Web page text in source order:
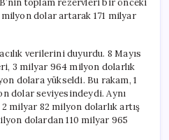
Kaydedildi
dolar artarak 171 milyar
verilerini duyurdu. 8 Mayıs
3 milyar 964 milyon dolarlık
dolara yükseldi. Bu rakam, 1
dolar seviyesindeydi. Aynı
milyar 82 milyon dolarlık artış
dolardan 110 milyar 965